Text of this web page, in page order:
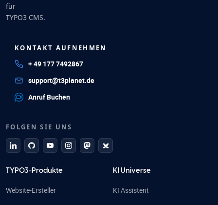
für
TYPO3 CMS.
KONTAKT AUFNEHMEN
+ 49 177 7492867
support@t3planet.de
Anruf Buchen
FOLGEN SIE UNS
linkedingithubYoutubeInstagram
MastodonBluesky
TYPO3-Produkte
Website-Ersteller
KI Universe
KI Assistent